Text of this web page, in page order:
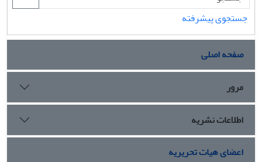
جستجوی پیشرفته
صفحه اصلی
مرور
اطلاعات نشریه
اعضای هیات تحریریه